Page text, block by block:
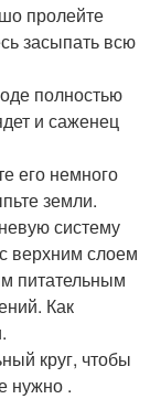
пролейте
засыпать всю
полностью
и саженец
его немного
земли.
систему
верхним слоем
питательным
Как
круг, чтобы
нужно .